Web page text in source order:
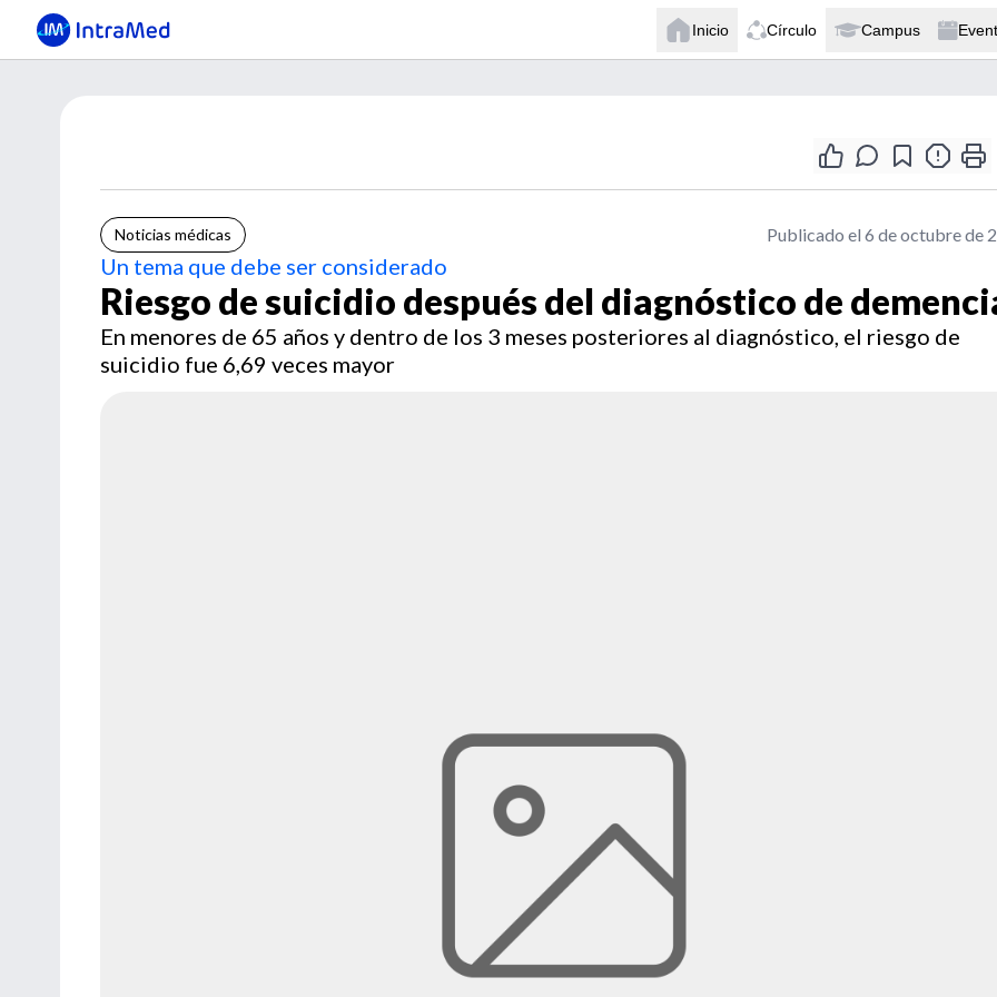
Inicio Círculo Campus
Noticias médicas Publicado el 6 de octubre de
Un tema que debe ser considerado
Riesgo de suicidio después del diagnóstico de
En menores de 65 años y dentro de los 3 meses posteriores al diagnóstico, el riesgo de
suicidio fue 6,69 veces mayor